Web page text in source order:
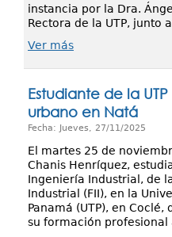
instancia por la Dra.
Rectora de la UTP, junto
Ver más
Estudiante de la
urbano en Natá
Fecha: Jueves, 27/11/2025
El martes 25 de
Chanis Henríquez,
Ingeniería Industrial, de
Industrial (FII), en la
Panamá (UTP), en
su formación profesional